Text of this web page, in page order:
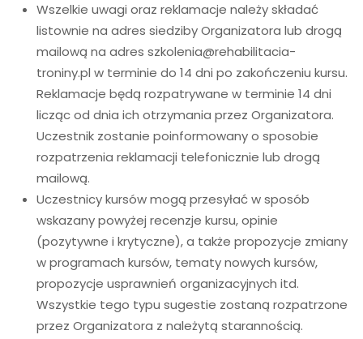
Wszelkie uwagi oraz reklamacje należy składać
listownie na adres siedziby Organizatora lub drogą
mailową na adres szkolenia@rehabilitacia-
troniny.pl w terminie do 14 dni po zakończeniu kursu.
Reklamacje będą rozpatrywane w terminie 14 dni
licząc od dnia ich otrzymania przez Organizatora.
Uczestnik zostanie poinformowany o sposobie
rozpatrzenia reklamacji telefonicznie lub drogą
mailową.
Uczestnicy kursów mogą przesyłać w sposób
wskazany powyżej recenzje kursu, opinie
(pozytywne i krytyczne), a także propozycje zmiany
w programach kursów, tematy nowych kursów,
propozycje usprawnień organizacyjnych itd.
Wszystkie tego typu sugestie zostaną rozpatrzone
przez Organizatora z należytą starannością.